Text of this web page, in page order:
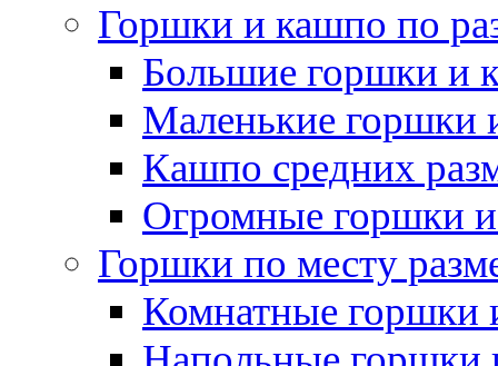
Горшки и кашпо по
Большие горшки и
Маленькие горшки
Кашпо средних
Огромные горшки
Горшки по месту
Комнатные горшки